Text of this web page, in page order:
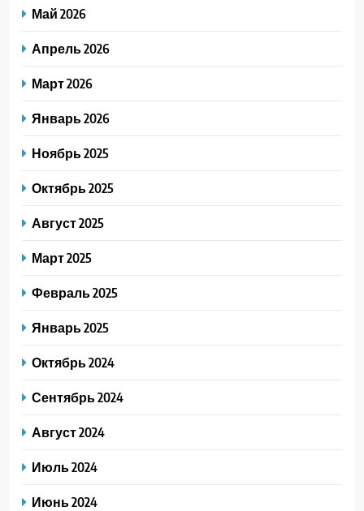
Май 2026
Апрель 2026
Март 2026
Январь 2026
Ноябрь 2025
Октябрь 2025
Август 2025
Март 2025
Февраль 2025
Январь 2025
Октябрь 2024
Сентябрь 2024
Август 2024
Июль 2024
Июнь 2024